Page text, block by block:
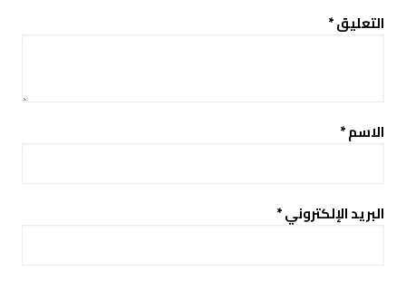
التعليق*
الاسم*
البريد الإلكتروني*